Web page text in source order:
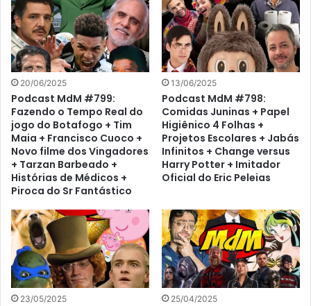
Comer Coxinhas + Festa
sem Cajuzinho + Café
Gourmet + TDAH e a Hora
do Óleo de Macaco
20/06/2025
Podcast MdM #799:
Fazendo o Tempo Real do
jogo do Botafogo + Tim
Maia + Francisco Cuoco +
Novo filme dos Vingadores
+ Tarzan Barbeado +
Histórias de Médicos +
Piroca do Sr Fantástico
13/06/2025
Podcast MdM #798:
Comidas Juninas + Papel
Higiênico 4 Folhas +
Projetos Escolares + Jabás
Infinitos + Change versus
Harry Potter + Imitador
Oficial do Eric Peleias
23/05/2025 25/04/2025